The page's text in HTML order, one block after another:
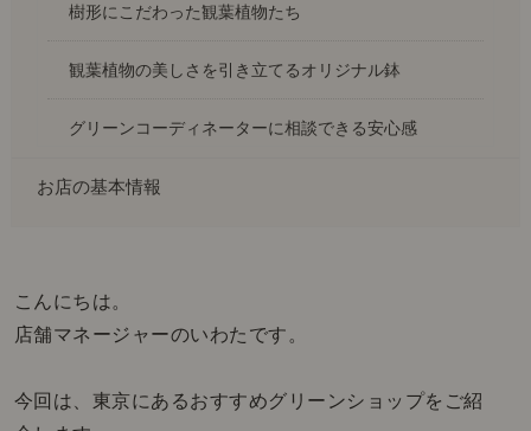
こんにちは。
店舗マネージャーのいわたです。
今回は、東京にあるおすすめグリーンショップをご紹
樹形にこだわった観葉植物たち
観葉植物の美しさを引き立てるオリジナル鉢
グリーンコーディネーターに相談できる安心感
お店の基本情報